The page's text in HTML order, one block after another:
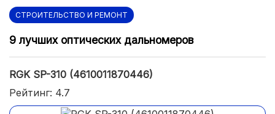
СТРОИТЕЛЬСТВО И РЕМОНТ
9 лучших оптических дальномеров
RGK SP-310 (4610011870446)
Рейтинг: 4.7